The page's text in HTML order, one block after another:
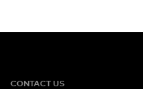
CONTACT US